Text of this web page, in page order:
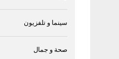
سينما و تلفزيون
صحة و جمال